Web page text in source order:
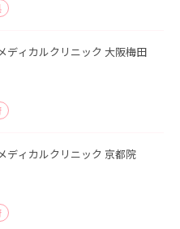
ディカルクリニック 大阪梅田
ディカルクリニック 京都院